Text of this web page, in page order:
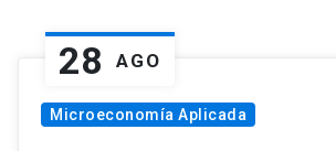
28 AGO
Microeconomía Aplicada